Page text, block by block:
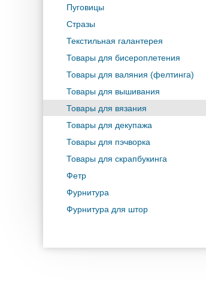
Пуговицы
Стразы
Текстильная галантерея
Товары для бисероплетения
Товары для валяния (фелтинга)
Товары для вышивания
Товары для вязания
Товары для декупажа
Товары для пэчворка
Товары для скрапбукинга
Фетр
Фурнитура
Фурнитура для штор